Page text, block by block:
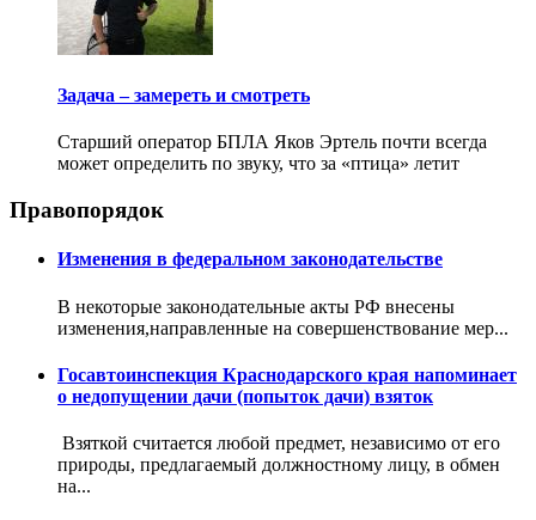
Задача – замереть и смотреть
Старший оператор БПЛА Яков Эртель почти всегда
может определить по звуку, что за «птица» летит
Правопорядок
Изменения в федеральном законодательстве
В некоторые законодательные акты РФ внесены
изменения,направленные на совершенствование мер...
Госавтоинспекция Краснодарского края напоминает
о недопущении дачи (попыток дачи) взяток
Взяткой считается любой предмет, независимо от его
природы, предлагаемый должностному лицу, в обмен
на...